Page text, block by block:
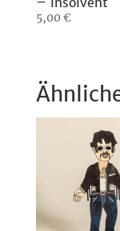
5,00 €